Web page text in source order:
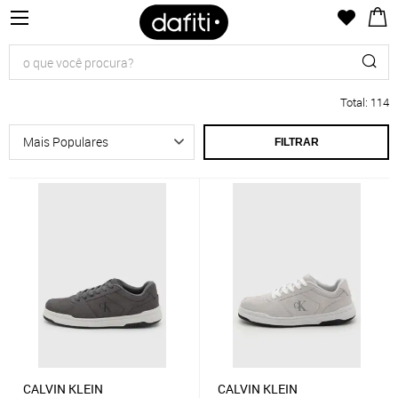
Total: 114
FILTRAR
CALVIN KLEIN
CALVIN KLEIN